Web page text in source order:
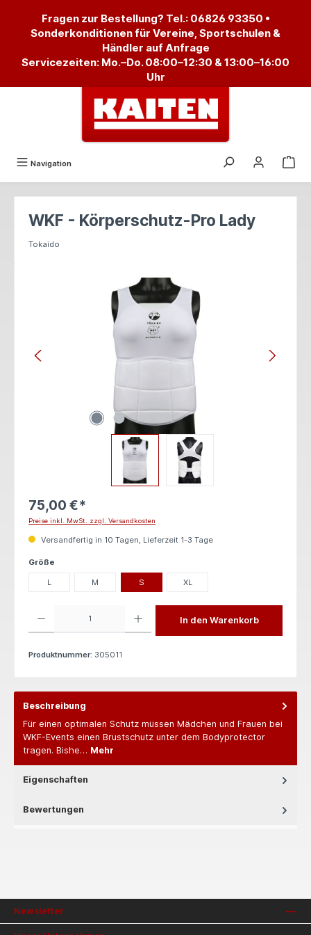
Fragen zur Bestellung? Tel.: 06826 93350 •
Sonderkonditionen für Vereine, Sportschulen &
Händler auf Anfrage
Servicezeiten: Mo.–Do. 08:00–12:30 & 13:00–16:00
Uhr
Navigation
WKF - Körperschutz-Pro Lady
Tokaido
75,00 €*
Preise inkl. MwSt. zzgl. Versandkosten
Versandfertig in 10 Tagen, Lieferzeit 1-3 Tage
Größe
L M S XL
In den Warenkorb
Produktnummer: 305011
Beschreibung
Für einen optimalen Schutz müssen Mädchen und Frauen bei
WKF-Events einen Brustschutz unter dem Bodyprotector
tragen. Bishe… Mehr
Eigenschaften
Bewertungen
Newsletter